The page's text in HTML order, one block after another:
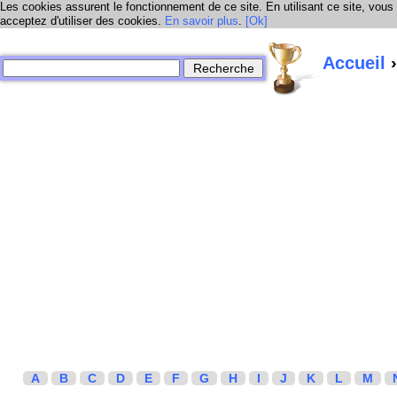
Les cookies assurent le fonctionnement de ce site. En utilisant ce site, vous
acceptez d'utiliser des cookies. En savoir plus. [Ok]
Accueil
A B C D E F G H I J K L M